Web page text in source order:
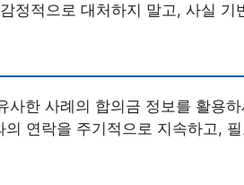
정적으로 대처하지 말고, 사실 기
사한 사례의 합의금 정보를 활용
의 연락을 주기적으로 지속하고,